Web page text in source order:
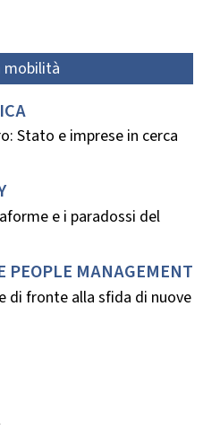
mobilità
Stato e imprese in cerca
e i paradossi del
PEOPLE MANAGEMENT
di fronte alla sfida di nuove